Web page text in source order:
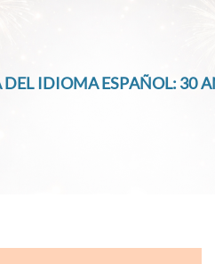
DEL IDIOMA ESPAÑOL: 30